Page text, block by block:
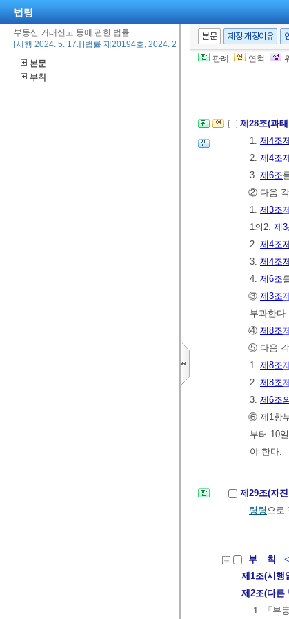
법령
부동산 거래신고 등에 관한 법률
[시행 2024. 5. 17.] [법률 제20194호, 2024. 2. 6., 타법개정]
본문
부칙
본문 제정·개정이유
판례 연혁
제27조(양
외에 그
제28조(과
1. 제4조
2. 제4조
3. 제6조
② 다음 각
1. 제3조
1의2. 제
2. 제4조
3. 제4조
4. 제6조
③ 제3조
부과한다.
④ 제8조
⑤ 다음 각
1. 제8조
2. 제8조
3. 제6조
⑥ 제1항
부터 10
야 한다.
제29조(자
령령 으로
부 칙
제1조(시행
제2조(다른
1. 「부